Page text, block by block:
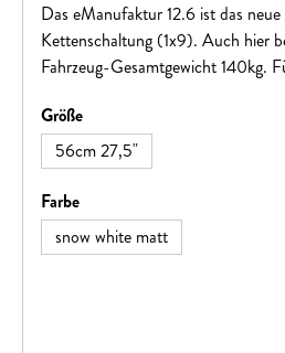
Das eManufaktur 12.6 ist das
Kettenschaltung (1x9). Auch hier
Fahrzeug-Gesamtgewicht 140kg.
Größeauswählen
56cm 27,5"
Farbeauswählen
snow white matt